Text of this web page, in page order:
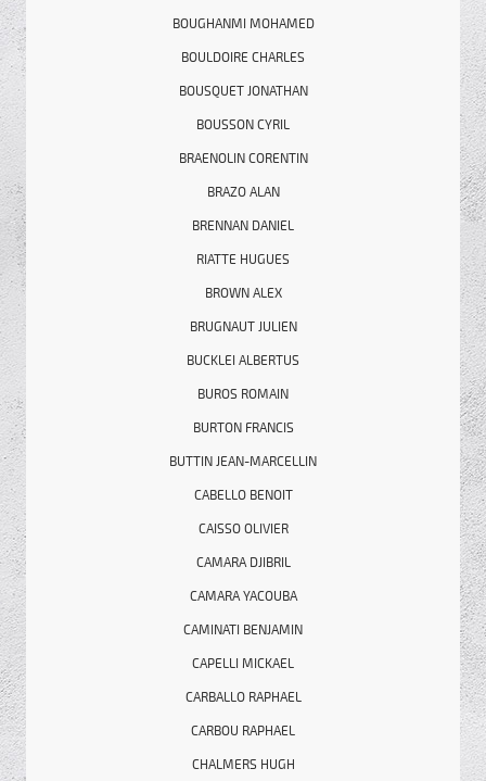
BOUGHANMI MOHAMED
BOULDOIRE CHARLES
BOUSQUET JONATHAN
BOUSSON CYRIL
BRAENOLIN CORENTIN
BRAZO ALAN
BRENNAN DANIEL
RIATTE HUGUES
BROWN ALEX
BRUGNAUT JULIEN
BUCKLEI ALBERTUS
BUROS ROMAIN
BURTON FRANCIS
BUTTIN JEAN-MARCELLIN
CABELLO BENOIT
CAISSO OLIVIER
CAMARA DJIBRIL
CAMARA YACOUBA
CAMINATI BENJAMIN
CAPELLI MICKAEL
CARBALLO RAPHAEL
CARBOU RAPHAEL
CHALMERS HUGH